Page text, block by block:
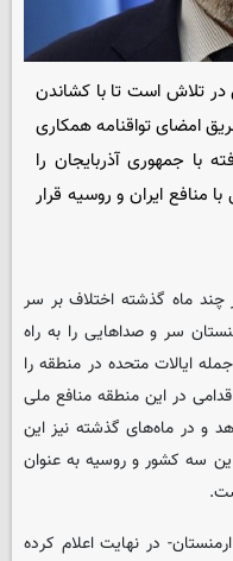
تلاش است تا با کشاندن
امضای تواقنامه همکاری
با جمهوری آذربایجان را
منافع ایران و روسیه قرار
چند ماه گذشته اختلاف بر سر
سر و صداهایی را به راه
ایالات متحده در منطقه را
در این منطقه منافع ملی
و در ماه‌های گذشته نیز این
سه کشور و روسیه به عنوان
در نهایت اعلام کرده